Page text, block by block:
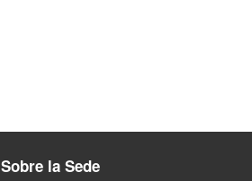
Sobre la Sede